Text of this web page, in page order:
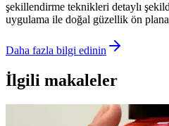
şekillendirme teknikleri detaylı
uygulama ile doğal güzellik ön plana
Daha fazla bilgi edinin
İlgili makaleler